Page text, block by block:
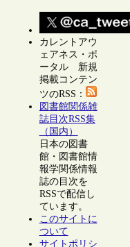
カレントアウ
ェアネス・ポ
ータル 新規
掲載コンテン
ツのRSS：
図書館関係雑
誌目次RSS集
（国内）
日本の図書
館・図書館情
報学関係情報
誌の目次を
RSSで配信し
ています。
このサイトに
ついて
サイトポリシ